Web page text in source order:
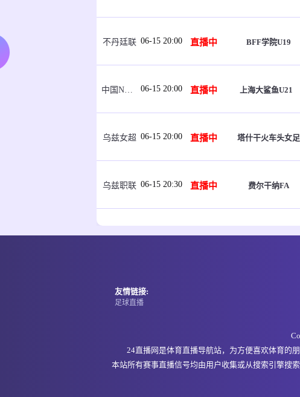
不丹廷联 06-15 20:00 直播中 BFF学院U19
中国NBL U21 06-15 20:00 直播中 上海大鲨鱼U21
乌兹女超 06-15 20:00 直播中 塔什干火车头女足
乌兹职联 06-15 20:30 直播中 费尔干纳FA
坦桑超 即将开始
友情链接:
足球直播
24直播网是体育直播导航站，为方便喜欢体育的
本站所有赛事直播信号均由用户收集或从搜索引擎搜